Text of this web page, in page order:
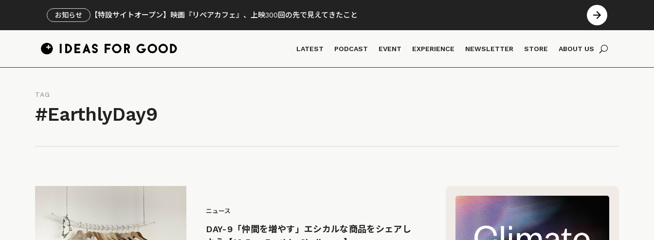
お知らせ 【特設サイトオープン】映画『リペアカフェ』、上映300回の先で見えてきたこと
LATEST PODCAST EVENT EXPERIENCE NEWSLETTER STORE ABOUT US
TAG
#EarthlyDay9
ニュース
DAY-9「仲間を増やす」エシカルな商品をシェアし